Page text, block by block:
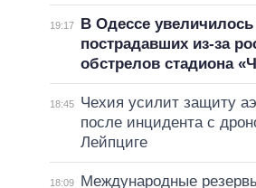
19:17
В Одессе увеличилось
пострадавших из-за
обстрелов стадиона
18:45
Чехия усилит защиту
после инцидента с
Лейпциге
18:09
Международные